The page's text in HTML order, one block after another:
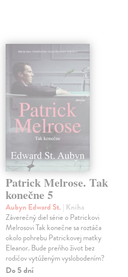
Patrick Melrose. Tak
konečne 5
Aubyn Edward St. | Kniha
Záverečný diel série o Patrickovi
Melrosovi Tak konečne sa roztáča
okolo pohrebu Patrickovej matky
Eleanor. Bude preňho život bez
rodičov vytúženým vyslobodením?
Do 5 dní